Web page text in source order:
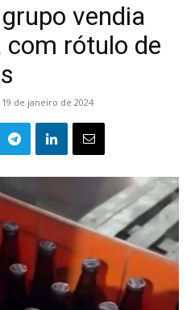
vendia
com rótulo de
19 de janeiro de 2024